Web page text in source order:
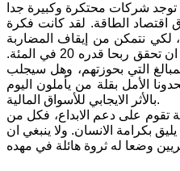
اقتصاد الطاقة. لقد كانت فكرة
لكي نتمكن من إيقاف المضاربة
بواردات الأسر وميزانيتها. وكذلك الحال في قطاع الصحة، حيث يجري خصخصة المستشفيات ويتوقع في نهاية المطاف ان تحقق ربحا قدره 20 في المئة.
التي بحوزتهم، وهل سيجلب
الأمل بقلة من يأملون اليوم
بالأثر الايجابي للأسواق المالية.
تقوم على دعم الابداع، فكل من
الانسان. ولا ينبغي ان